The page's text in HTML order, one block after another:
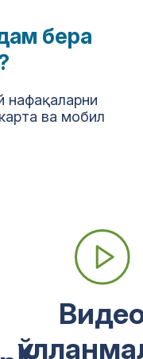
бера
нафақаларни
ва мобил